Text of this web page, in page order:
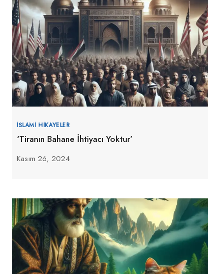
İSLAMI HIKAYELER
‘Tiranın Bahane İhtiyacı Yoktur’
Kasım 26, 2024